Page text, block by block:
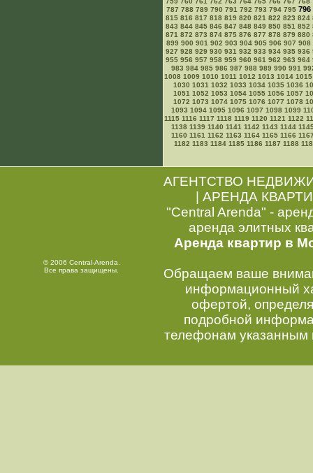
787 788 789 790 791 792 793 794 795 796
815 816 817 818 819 820 821 822 823 824
843 844 845 846 847 848 849 850 851 852
871 872 873 874 875 876 877 878 879 880
899 900 901 902 903 904 905 906 907 908
927 928 929 930 931 932 933 934 935 936
955 956 957 958 959 960 961 962 963 964
983 984 985 986 987 988 989 990 991
1008 1009 1010 1011 1012 1013 1014 1015
1030 1031 1032 1033 1034 1035 1036
1051 1052 1053 1054 1055 1056 1057
1072 1073 1074 1075 1076 1077 1078
1093 1094 1095 1096 1097 1098 1099
1115 1116 1117 1118 1119 1120 1121 1122
1138 1139 1140 1141 1142 1143 1144
1160 1161 1162 1163 1164 1165 1166
1182 1183 1184 1185 1186 1187 1188
© 2006 Central-Arenda.
Все права защищены.
АГЕНТСТВО
|АРЕНДА
"Central Arenda" -
аренда элитных
Аренда квартир в
Обращаем ваше
информационный
офертой,
подробной
телефонам указанным